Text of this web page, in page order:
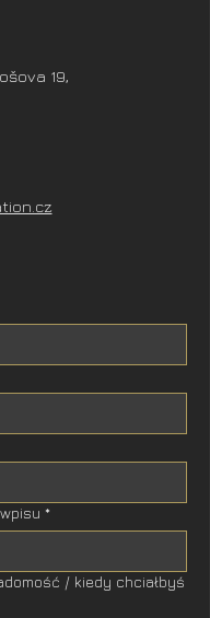
19,
*
/ kiedy chciałbyś